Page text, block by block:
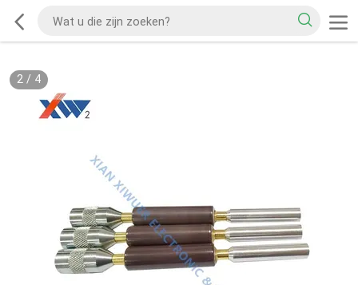
2/ 4